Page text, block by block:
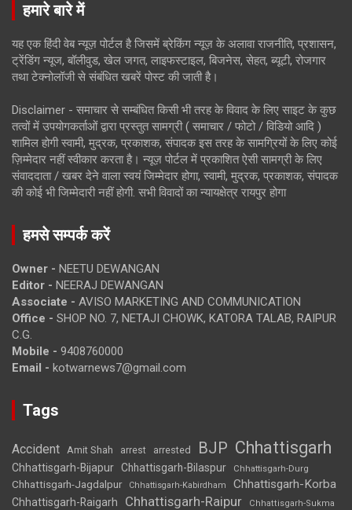
हमारे बारे में
यह एक हिंदी वेब न्यूज़ पोर्टल है जिसमें ब्रेकिंग न्यूज़ के अलावा राजनीति, प्रशासन,
ट्रेंडिंग न्यूज, बॉलीवुड, खेल जगत, लाइफस्टाइल, बिजनेस, सेहत, ब्यूटी, रोजगार
तथा टेक्नोलॉजी से संबंधित खबरें पोस्ट की जाती है।
Disclaimer - समाचार से सम्बंधित किसी भी तरह के विवाद के लिए साइट के कुछ
तत्वों में उपयोगकर्ताओं द्वारा प्रस्तुत सामग्री ( समाचार / फोटो / विडियो आदि )
शामिल होगी स्वामी, मुद्रक, प्रकाशक, संपादक इस तरह के सामग्रियों के लिए कोई
ज़िम्मेदार नहीं स्वीकार करता है। न्यूज़ पोर्टल में प्रकाशित ऐसी सामग्री के लिए
संवाददाता / खबर देने वाला स्वयं जिम्मेदार होगा, स्वामी, मुद्रक, प्रकाशक, संपादक
की कोई भी जिम्मेदारी नहीं होगी. सभी विवादों का न्यायक्षेत्र रायपुर होगा
हमसे सम्पर्क करें
Owner - NEETU DEWANGAN
Editor - NEERAJ DEWANGAN
Associate - AVISO MARKETING AND COMMUNICATION
Office - SHOP NO. 7, NETAJI CHOWK, KATORA TALAB, RAIPUR
C.G.
Mobile - 9408760000
Email - kotwarnews7@gmail.com
Tags
Accident Amit Shah arrest arrested BJP Chhattisgarh
Chhattisgarh-Bijapur Chhattisgarh-Bilaspur Chhattisgarh-Durg
Chhattisgarh-Jagdalpur Chhattisgarh-Kabirdham Chhattisgarh-Korba
Chhattisgarh-Raigarh Chhattisgarh-Raipur
Chhattisgarh-Sukma